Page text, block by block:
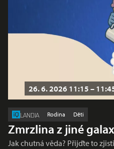
26. 6. 2026 11:15 –
LANDIA Rodina Děti
Zmrzlina z jiné
Jak chutná věda? Přijďte to